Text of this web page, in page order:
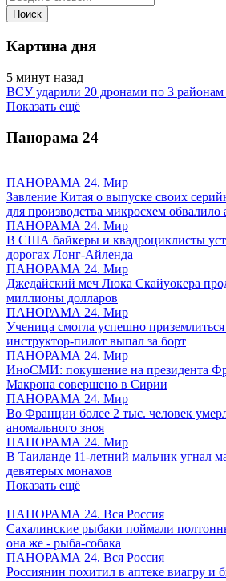
Картина дня
5 минут назад
ВСУ ударили 20 дронами по 3 районам
Показать ещё
Панорама 24
ПАНОРАМА 24. Мир
Завление Китая о выпуске своих
для производства микросхем
ПАНОРАМА 24. Мир
В США байкеры и квадроциклисты
дорогах Лонг-Айленда
ПАНОРАМА 24. Мир
Джедайский меч Люка Скайуокера
миллионы долларов
ПАНОРАМА 24. Мир
Ученица смогла успешно приземлиться
инструктор-пилот выпал за борт
ПАНОРАМА 24. Мир
ИноСМИ: покушение на президента
Макрона совершено в Сирии
ПАНОРАМА 24. Мир
Во Франции более 2 тыс. человек
аномального зноя
ПАНОРАМА 24. Мир
В Таиланде 11-летний мальчик угнал
девятерых монахов
Показать ещё
ПАНОРАМА 24. Вся Россия
Сахалинские рыбаки поймали
она же - рыба-собака
ПАНОРАМА 24. Вся Россия
Россиянин похитил в аптеке виагру и